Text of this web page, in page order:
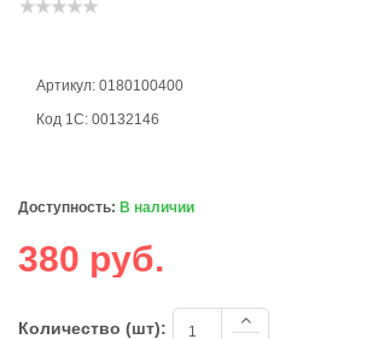
Артикул: 0180100400
Код 1С: 00132146
Доступность: В наличии
380 руб.
Количество (шт):